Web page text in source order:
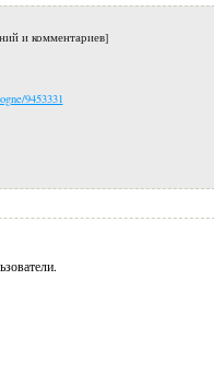
и комментариев]
9453331